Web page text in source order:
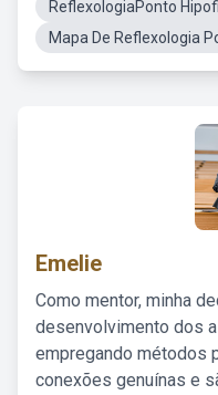
ReflexologiaPonto
Mapa De Reflexologia
Emelie
Como mentor, minha
desenvolvimento dos
empregando métodos
conexões genuínas e